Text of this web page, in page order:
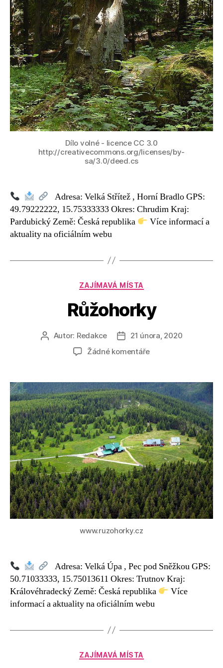
Dílo volné - licence CC 3.0
http://creativecommons.org/licenses/by-
sa/3.0/deed.cs
Adresa: Velká Střítež , Horní Bradlo GPS:
49.79222222, 15.75333333 Okres: Chrudim Kraj:
Pardubický Země: Česká republika
Více informací a
aktuality na oficiálním webu
Rubriky
ZAJÍMAVÁ MÍSTA
Růžohorky
Autor
příspěvku
Autor: Redakce
Datum
příspěvku
21 února, 2020
Žádné komentářeu
názvem
Růžohorky
www.ruzohorky.cz
Adresa: Velká Úpa , Pec pod Sněžkou GPS:
50.71033333, 15.75013611 Okres: Trutnov Kraj:
Královéhradecký Země: Česká republika
Více
informací a aktuality na oficiálním webu
Rubriky
ZAJÍMAVÁ MÍSTA